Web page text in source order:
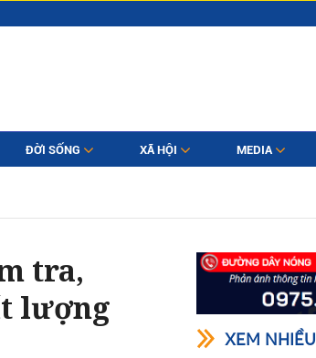
ĐỜI SỐNG XÃ HỘI MEDIA
tra,
lượng
XEM NHIỀU